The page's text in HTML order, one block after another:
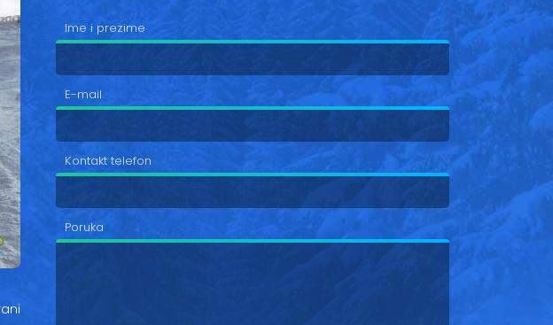
Ime i prezime
E-mail
Kontakt telefon
Poruka